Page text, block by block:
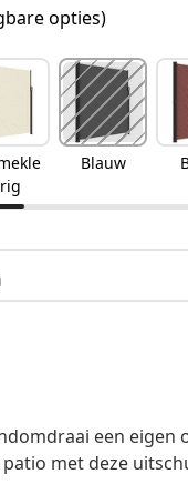
opties)
Blauw
een eigen
met deze